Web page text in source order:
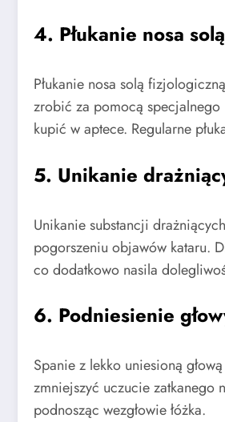
4. Płukanie nosa
Płukanie nosa solą
zrobić za pomocą
kupić w aptece. Regularne
5. Unikanie
Unikanie substancji
pogorszeniu objawów kataru.
co dodatkowo nasila
6. Podniesienie
Spanie z lekko uniesioną
zmniejszyć uczucie zatkanego
podnosząc wezgłowie łóżka.